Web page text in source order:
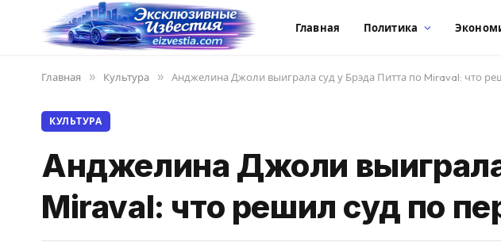
Главная Политика
Главная » Культура » Анджелина Джоли выиграла суд у Брэда Питта по Miraval: что
КУЛЬТУРА
Анджелина Джоли
Miraval: что решил суд по